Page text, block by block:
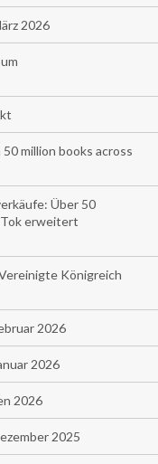
2026
million books across
Über 50
erweitert
Königreich
2026
2026
2026
2025